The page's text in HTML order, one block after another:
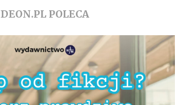
DEON.PL POLECA